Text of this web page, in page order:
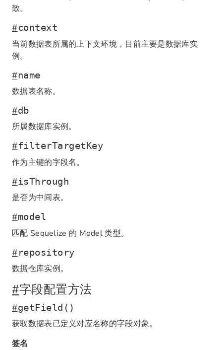
致。
#context
当前数据表所属的上下文环境，目前主要是数据库实
例。
#name
数据表名称。
#db
所属数据库实例。
#filterTargetKey
作为主键的字段名。
#isThrough
是否为中间表。
#model
匹配 Sequelize 的 Model 类型。
#repository
数据仓库实例。
#字段配置方法
#getField()
获取数据表已定义对应名称的字段对象。
签名